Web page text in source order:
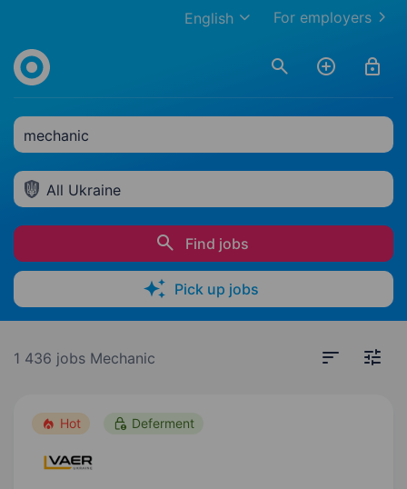
For employers
English
mechanic
All Ukraine
Find jobs
Pick up jobs
1 436 jobs Mechanic
Hot Deferment